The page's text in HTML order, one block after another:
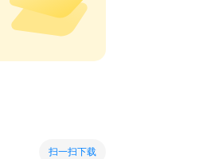
扫一扫下载